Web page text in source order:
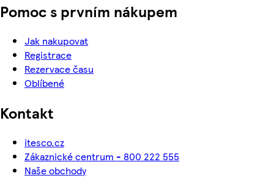
Pomoc s prvním nákupem
Jak nakupovat
Registrace
Rezervace času
Oblíbené
Kontakt
itesco.cz
Zákaznické centrum - 800 222 555
Naše obchody